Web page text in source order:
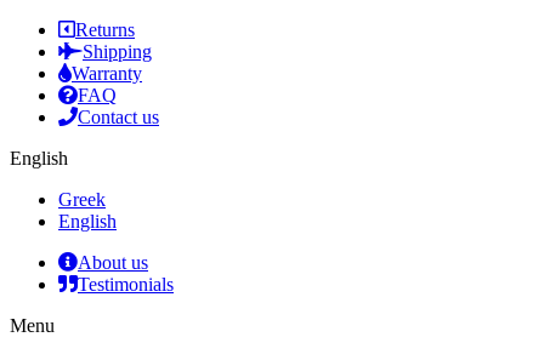
Returns
Shipping
Warranty
FAQ
Contact us
English
Greek
English
About us
Testimonials
Menu